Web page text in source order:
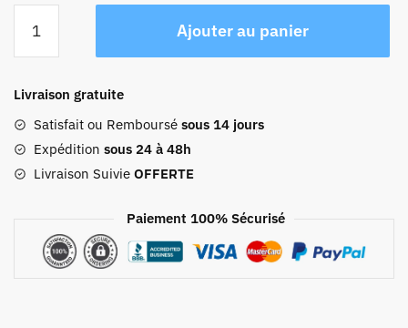
Sac
Voyage
Personnalisé
Week-
end
Ajouter au panier
Livraison gratuite
Satisfait ou Remboursé sous 14 jours
Expédition sous 24 à 48h
Livraison Suivie OFFERTE
Paiement 100% Sécurisé